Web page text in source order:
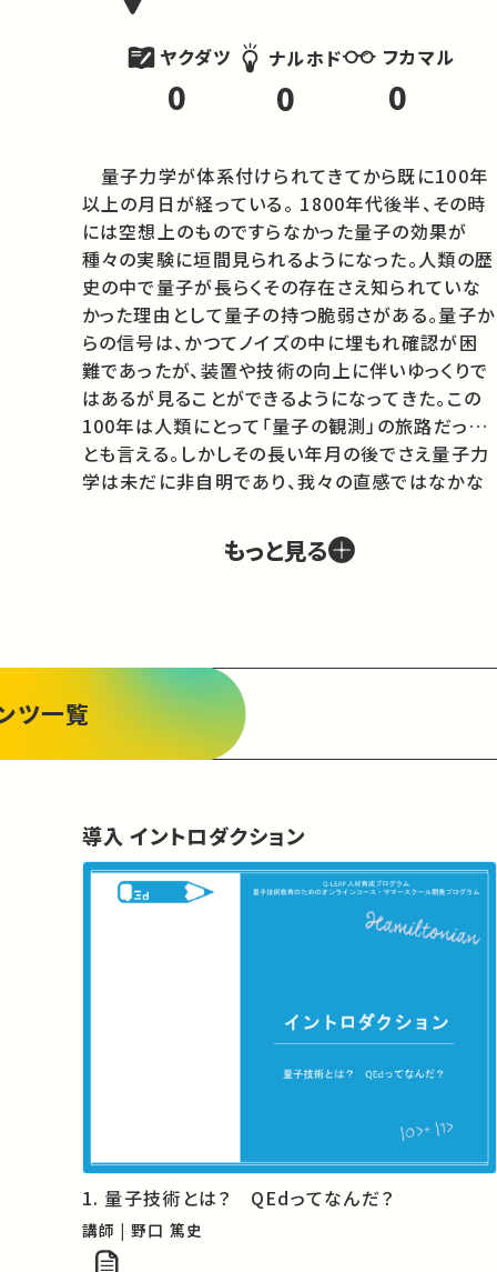
ヤクダツ
0
ナルホド
0
フカマル
0
量子力学が体系付けられてきてから既に100年
以上の月日が経っている。 1800年代後半、その時
には空想上のものですらなかった量子の効果が
種々の実験に垣間見られるようになった。人類の歴
史の中で量子が長らくその存在さえ知られていな
かった理由として量子の持つ脆弱さがある。量子か
らの信号は、かつてノイズの中に埋もれ確認が困
難であったが、装置や技術の向上に伴いゆっくりで
はあるが見ることができるようになってきた。この
100年は人類にとって「量子の観測」の旅路だった
とも言える。しかしその長い年月の後でさえ量子力
学は未だに非自明であり、我々の直感ではなかな
近年量子技術は新たな展開を迎えている。見る
ことさえ難しかった量子は測定技術や周辺テクノ
量子技術の成熟によって可能となってきており、こ
れから10-30年という間に社会進出してくるのは間
違いない。インターネットの創出によって世の中が
変わったように、量子技術の社会進出は既存の概
こそ我々がまだ垣間見ていない量子の核心に迫る
ことを可能とし、未開拓の基礎物理の扉を開ける
礎になるはずである。そのような意味で、我々はと
てもエキサイティングな時代に生きている。情報、
物理、工学などの融合が量子というキーワードで
を生むであろう時代である。
しかし様々な期待が世界的に高まる中、量子技
術、また量子を取り巻くテクノロジーを扱う技術者
変革する量子技術をオンタイムで利用していくのは
講師陣である我々ではなく、みなさん若者である。
このプログラムを通して、過去に築かれた量子技術
の習得とともに、今後の未来を開拓していく新たな
知見を探していただきたい。
もっと見る
ツ一覧
導入 イントロダクション
1. 量子技術とは？ QEdってなんだ？
講師 | 野口 篤史